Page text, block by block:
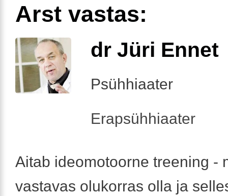
Arst vastas:
dr Jüri Ennet
Psühhiaater
Erapsühhiaater
Aitab ideomotoorne treening -
vastavas olukorras olla ja